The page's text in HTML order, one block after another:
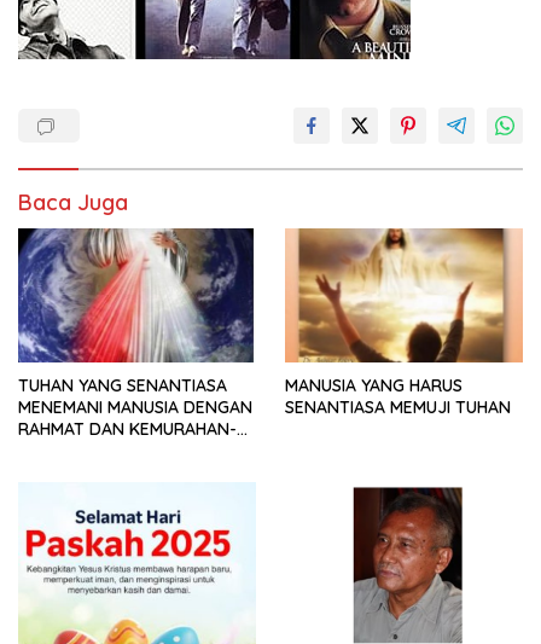
Baca Juga
TUHAN YANG SENANTIASA
MENEMANI MANUSIA DENGAN
RAHMAT DAN KEMURAHAN-
MANUSIA YANG HARUS
SENANTIASA MEMUJI TUHAN